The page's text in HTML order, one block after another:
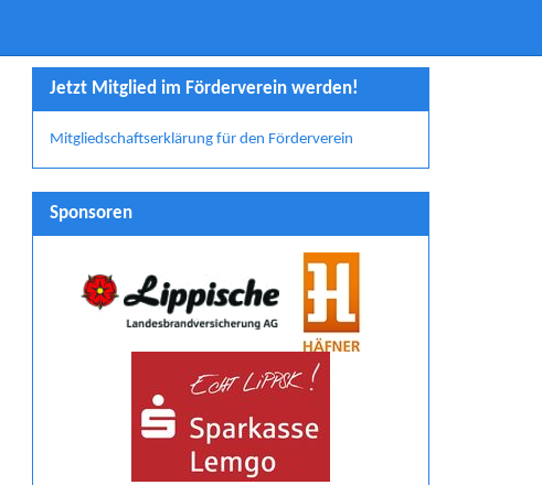
Jetzt Mitglied im Förderverein werden!
Mitgliedschaftserklärung für den Förderverein
Sponsoren